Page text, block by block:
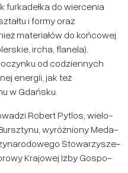
furkadełka do wiercenia
i formy oraz
materiałów do końcowej
ircha, flanela).
od codziennych
energii, jak też
w Gdańsku.
Robert Pytlos, wie­lo­
wyróż­niony Meda­
Sto­wa­rzy­sze­
Kra­jo­wej Izby Gospo­